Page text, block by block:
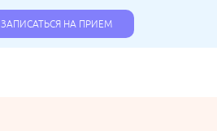
ЗАПИСАТЬСЯ НА ПРИЕМ